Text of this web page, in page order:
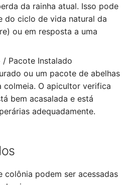
da rainha atual. Isso pode
do ciclo de vida natural da
ou em resposta a uma
/ Pacote Instalado
ou um pacote de abelhas
colmeia. O apicultor verifica
bem acasalada e está
adequadamente.
colônia podem ser acessadas